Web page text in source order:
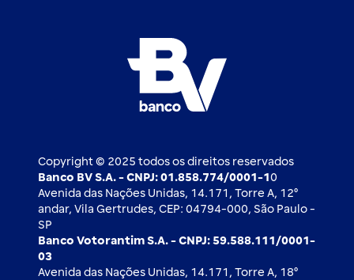
Câmbio e Comércio exterior
Notícias Econômicas
Copyright © 2025 todos os direitos reservados
Banco BV S.A. - CNPJ: 01.858.774/0001-10
Avenida das Nações Unidas, 14.171, Torre A, 12⁰
andar, Vila Gertrudes, CEP: 04794-000, São Paulo -
SP
Banco Votorantim S.A. - CNPJ: 59.588.111/0001-
03
Avenida das Nações Unidas, 14.171, Torre A, 18⁰